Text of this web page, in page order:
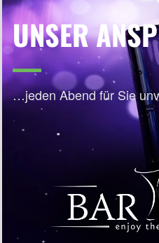
UNSER
…jeden Abend für Sie